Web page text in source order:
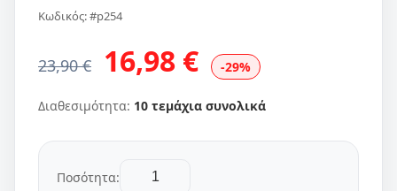
Κωδικός: #p254
23,90 € 16,98 € -29%
Διαθεσιμότητα: 10 τεμάχια συνολικά
Ποσότητα: